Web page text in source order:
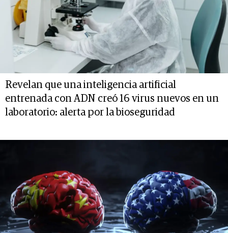
Revelan que una inteligencia artificial
entrenada con ADN creó 16 virus nuevos en un
laboratorio: alerta por la bioseguridad